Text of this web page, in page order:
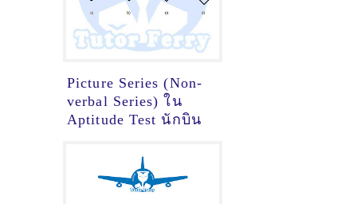
Picture Series (Non-
verbal Series) ใน
Aptitude Test นักบิน